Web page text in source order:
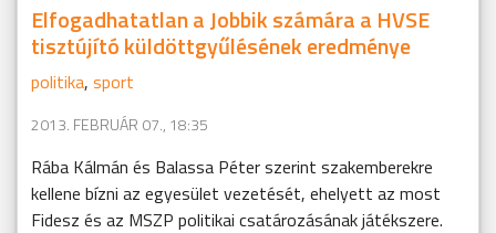
Elfogadhatatlan a Jobbik számára a HVSE
tisztújító küldöttgyűlésének eredménye
politika, sport
2013. FEBRUÁR 07., 18:35
Rába Kálmán és Balassa Péter szerint szakemberekre
kellene bízni az egyesület vezetését, ehelyett az most
Fidesz és az MSZP politikai csatározásának játékszere.